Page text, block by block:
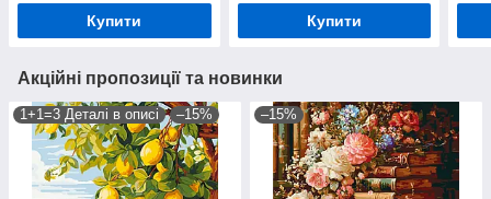
Купити Купити
Акційні пропозиції та новинки
1+1=3 Деталі в описі –15% –15%